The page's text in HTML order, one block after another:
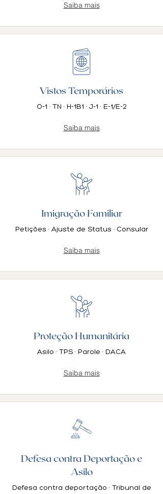
Saiba mais
Vistos Temporários
O-1 · TN · H-1B1 · J-1 · E-1/E-2
Saiba mais
Imigração Familiar
Petições · Ajuste de Status · Consular
Saiba mais
Proteção Humanitária
Asilo · TPS · Parole · DACA
Saiba mais
Defesa contra Deportação e
Asilo
Defesa contra deportação · Tribunal de